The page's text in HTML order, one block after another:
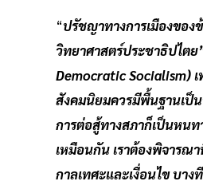
“ปรัชญาทางการเมืองของ
วิทยาศาสตร์ประชาธิปไต
Democratic Socialism)
สังคมนิยมควรมีพื้นฐานเป็
การต่อสู้ทางสภาก็เป็นหน
เหมือนกัน เราต้องพิจารณ
กาลเทศะและเงื่อนไข บา